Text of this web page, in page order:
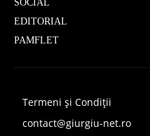
SOCIAL
EDITORIAL
PAMFLET
Termeni și Condiții
contact@giurgiu-net.ro